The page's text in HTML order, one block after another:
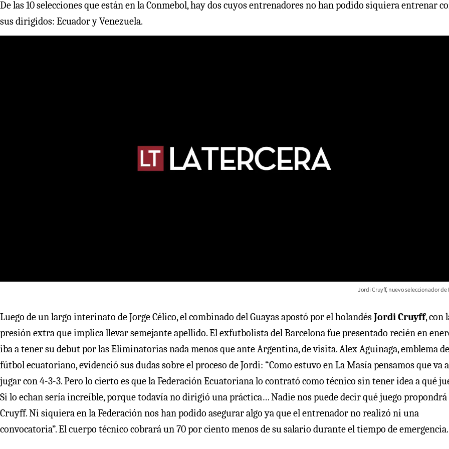
De las 10 selecciones que están en la Conmebol, hay dos cuyos entrenadores no han podido siquiera entrenar
sus dirigidos: Ecuador y Venezuela.
Jordi Cruyff, nuevo seleccionador de
Luego de un largo interinato de Jorge Célico, el combinado del Guayas apostó por el holandésJordi Cruyff, con
presión extra que implica llevar semejante apellido. El exfutbolista del Barcelona fue presentado recién en
iba a tener su debut por las Eliminatorias nada menos que ante Argentina, de visita. Alex Aguinaga, emblema
fútbol ecuatoriano, evidenció sus dudas sobre el proceso de Jordi: “Como estuvo en La Masía pensamos que va a
jugar con 4-3-3. Pero lo cierto es que la Federación Ecuatoriana lo contrató como técnico sin tener idea a qué
Si lo echan sería increíble, porque todavía no dirigió una práctica… Nadie nos puede decir qué juego propondrá
Cruyff. Ni siquiera en la Federación nos han podido asegurar algo ya que el entrenador no realizó ni una
convocatoria”. El cuerpo técnico cobrará un 70 por ciento menos de su salario durante el tiempo de emergencia.